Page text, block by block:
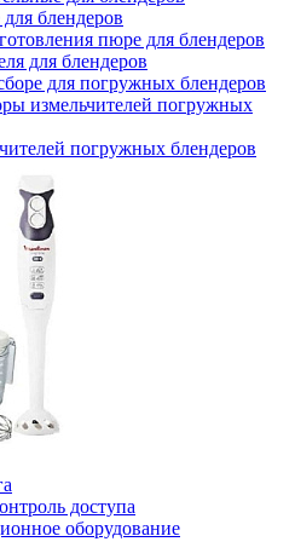
блендеров
пюре для блендеров
для блендеров
для погружных блендеров
измельчителей погружных
погружных блендеров
доступа
оборудование